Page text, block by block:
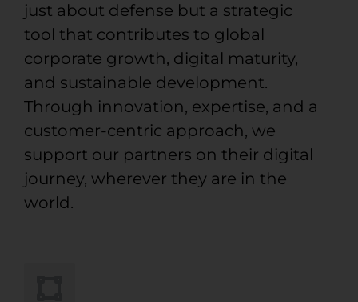
just about defense but a strategic
tool that contributes to global
corporate growth, digital maturity,
and sustainable development.
Through innovation, expertise, and a
customer-centric approach, we
support our partners on their digital
journey, wherever they are in the
world.